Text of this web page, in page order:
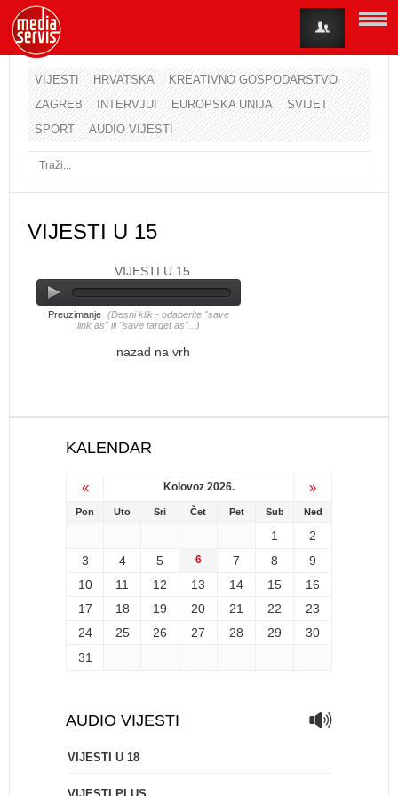
VIJESTI HRVATSKA
KREATIVNO GOSPODARSTVO
ZAGREB
INTERVJUI EUROPSKA UNIJA
SVIJET
SPORT
AUDIO VIJESTI
VIJESTI U 15
VIJESTI U 15
Preuzimanje (Desni klik - odaberite "save
link as" ili "save target as"...)
nazad na vrh
KALENDAR
« Kolovoz 2026. »
Pon Uto Sri Čet Pet Sub Ned
1
2
3
4 5 6 7 8
9
10
11 12 13 14 15
16
17
18 19 20 21 22
23
24
25 26 27 28 29
30
31
AUDIO VIJESTI
VIJESTI U 18
Korisničko ime
Lozinka
Zaboravili ste lozinku?